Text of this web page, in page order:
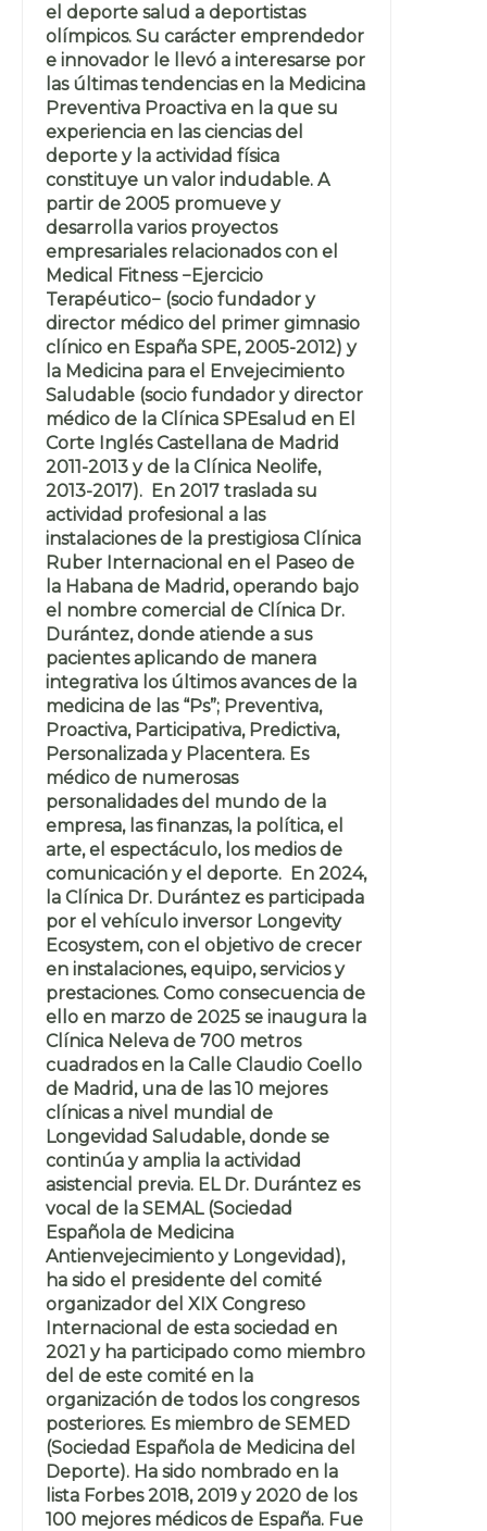
el deporte salud a deportistas
olímpicos. Su carácter emprendedor
e innovador le llevó a interesarse por
las últimas tendencias en la Medicina
Preventiva Proactiva en la que su
experiencia en las ciencias del
deporte y la actividad física
constituye un valor indudable. A
partir de 2005 promueve y
desarrolla varios proyectos
empresariales relacionados con el
Medical Fitness −Ejercicio
Terapéutico− (socio fundador y
director médico del primer gimnasio
clínico en España SPE, 2005-2012) y
la Medicina para el Envejecimiento
Saludable (socio fundador y director
médico de la Clínica SPEsalud en El
Corte Inglés Castellana de Madrid
2011-2013 y de la Clínica Neolife,
2013-2017). En 2017 traslada su
actividad profesional a las
instalaciones de la prestigiosa Clínica
Ruber Internacional en el Paseo de
la Habana de Madrid, operando bajo
el nombre comercial de Clínica Dr.
Durántez, donde atiende a sus
pacientes aplicando de manera
integrativa los últimos avances de la
medicina de las “Ps”; Preventiva,
Proactiva, Participativa, Predictiva,
Personalizada y Placentera. Es
médico de numerosas
personalidades del mundo de la
empresa, las finanzas, la política, el
arte, el espectáculo, los medios de
comunicación y el deporte. En 2024,
la Clínica Dr. Durántez es participada
por el vehículo inversor Longevity
Ecosystem, con el objetivo de crecer
en instalaciones, equipo, servicios y
prestaciones. Como consecuencia de
ello en marzo de 2025 se inaugura la
Clínica Neleva de 700 metros
cuadrados en la Calle Claudio Coello
de Madrid, una de las 10 mejores
clínicas a nivel mundial de
Longevidad Saludable, donde se
continúa y amplia la actividad
asistencial previa. EL Dr. Durántez es
vocal de la SEMAL (Sociedad
Española de Medicina
Antienvejecimiento y Longevidad),
ha sido el presidente del comité
organizador del XIX Congreso
Internacional de esta sociedad en
2021 y ha participado como miembro
del de este comité en la
organización de todos los congresos
posteriores. Es miembro de SEMED
(Sociedad Española de Medicina del
Deporte). Ha sido nombrado en la
lista Forbes 2018, 2019 y 2020 de los
100 mejores médicos de España. Fue